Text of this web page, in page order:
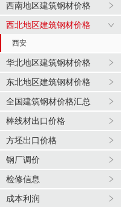
西南地区建筑钢材价格
西北地区建筑钢材价格
西安
华北地区建筑钢材价格
东北地区建筑钢材价格
全国建筑钢材价格汇总
棒线材出口价格
方坯出口价格
钢厂调价
检修信息
成本利润